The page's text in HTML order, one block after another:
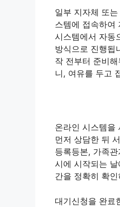
일부 지자체 또
스템에 접속하여
시스템에서 자동
방식으로 진행됩
작 전부터 준비
니, 여유를 두고
온라인 시스템을
먼저 상담한 뒤
등록등본, 가족
시에 시작되는
간을 정확히 확
대기신청을 완료